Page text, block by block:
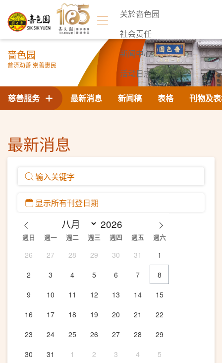
关於啬色园
社会责任
新闻中心
活动日志
联络我们
啬色园
普济劝善 崇善惠民
最新消息 新闻稿 表格 刊物及
慈善服务
最新消息
週日 週一 週二 週三 週四 週五 週六
26 27 28 29 30 31
1
2
3 4 5 6 7
8
9
10 11 12 13 14
15
16
17 18 19 20 21
22
23
24 25 26 27 28
29
30
31 1 2 3 4 5